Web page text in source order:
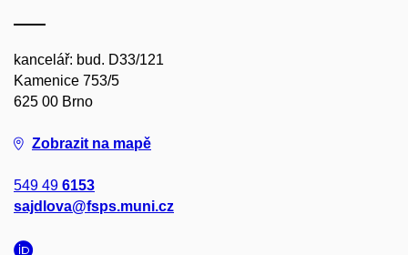
kancelář: bud. D33/121
Kamenice 753/5
625 00 Brno
Zobrazit na mapě
549 49 6153
sajdlova@fsps.muni.cz